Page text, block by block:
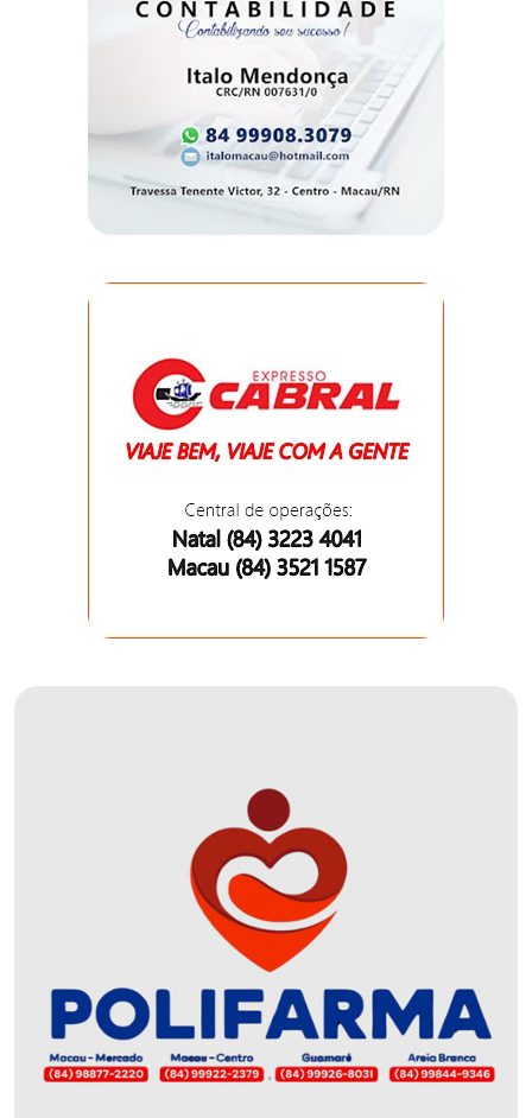
CAMPEONATO
CAPACITAÇÃO
CARNAUBAIS
CARNAVAL
MACAU
CARNAVAL
CICLISMO
CONFERÊNCIA
CONQUISTA
COPA